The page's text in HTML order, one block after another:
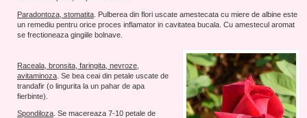
Paradontoza, stomatita . Pulberea din flori uscate amestecata cu miere de albine este
un remediu pentru orice proces inflamator in cavitatea bucala. Cu amestecul aromat
se frectioneaza gingiile bolnave.
Raceala, bronsita, faringita, nevroze,
avitaminoza . Se bea ceai din petale uscate de
trandafir (o lingurita la un pahar de apa
fierbinte).
Spondiloza . Se macereaza 7-10 petale de